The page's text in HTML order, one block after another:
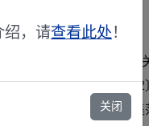
神农架林区科技局，各
》（鄂科技厅字〔
项通知如下： 一、征
绍，请查看此处！
关闭